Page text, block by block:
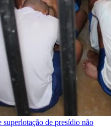
de presídio não